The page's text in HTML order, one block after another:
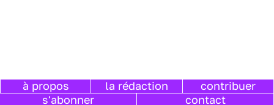
à propos la rédaction
contribuer
s'abonner
contact